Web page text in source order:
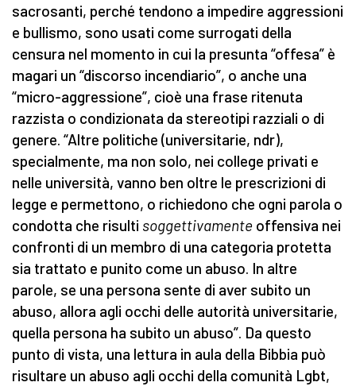
sacrosanti, perché tendono a impedire aggressioni
e bullismo, sono usati come surrogati della
censura nel momento in cui la presunta “offesa” è
magari un “discorso incendiario”, o anche una
“micro-aggressione”, cioè una frase ritenuta
razzista o condizionata da stereotipi razziali o di
genere. “Altre politiche (universitarie, ndr),
specialmente, ma non solo, nei college privati e
nelle università, vanno ben oltre le prescrizioni di
legge e permettono, o richiedono che ogni parola o
condotta che risulti soggettivamente offensiva nei
confronti di un membro di una categoria protetta
sia trattato e punito come un abuso. In altre
parole, se una persona sente di aver subito un
abuso, allora agli occhi delle autorità universitarie,
quella persona ha subito un abuso”. Da questo
punto di vista, una lettura in aula della Bibbia può
risultare un abuso agli occhi della comunità Lgbt,